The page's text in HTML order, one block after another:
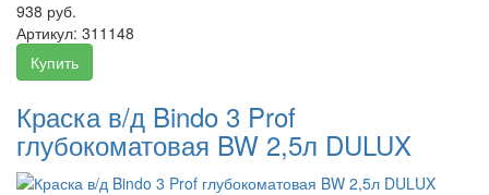
938 руб.
Артикул: 311148
Купить
Краска в/д Bindo 3 Prof
глубокоматовая BW 2,5л DULUX